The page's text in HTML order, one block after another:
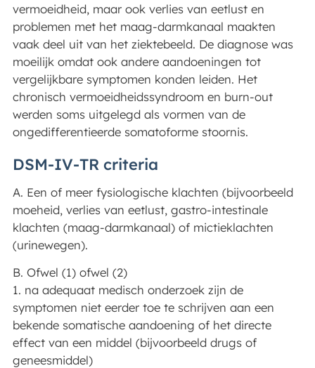
vermoeidheid, maar ook verlies van eetlust en
problemen met het maag-darmkanaal maakten
vaak deel uit van het ziektebeeld. De diagnose was
moeilijk omdat ook andere aandoeningen tot
vergelijkbare symptomen konden leiden. Het
chronisch vermoeidheidssyndroom en burn-out
werden soms uitgelegd als vormen van de
ongedifferentieerde somatoforme stoornis.
DSM-IV-TR criteria
A. Een of meer fysiologische klachten (bijvoorbeeld
moeheid, verlies van eetlust, gastro-intestinale
klachten (maag-darmkanaal) of mictieklachten
(urinewegen).
B. Ofwel (1) ofwel (2)
1. na adequaat medisch onderzoek zijn de
symptomen niet eerder toe te schrijven aan een
bekende somatische aandoening of het directe
effect van een middel (bijvoorbeeld drugs of
geneesmiddel)